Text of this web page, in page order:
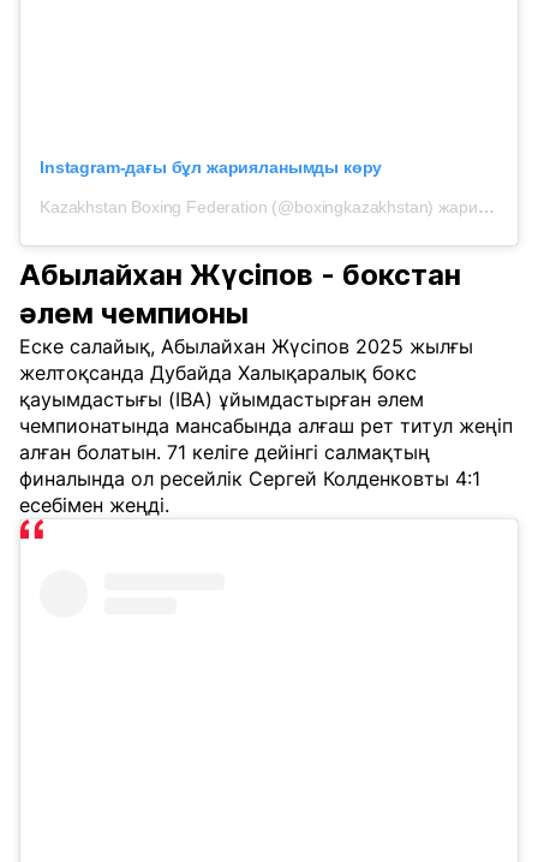
Instagram-дағы бұл жарияланымды көру
Kazakhstan Boxing Federation (@boxingkazakhstan) жариялаған жазба
Абылайхан Жүсіпов - бокстан
әлем чемпионы
Еске салайық, Абылайхан Жүсіпов 2025 жылғы
желтоқсанда Дубайда Халықаралық бокс
қауымдастығы (IBA) ұйымдастырған әлем
чемпионатында мансабында алғаш рет титул жеңіп
алған болатын. 71 келіге дейінгі салмақтың
финалында ол ресейлік Сергей Колденковты 4:1
есебімен жеңді.